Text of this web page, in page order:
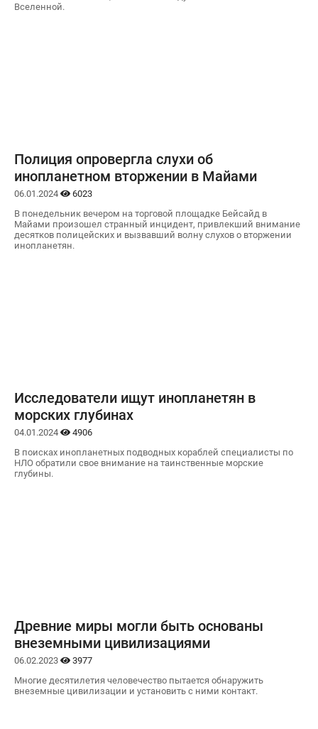
Вселенной.
Полиция опровергла слухи об
инопланетном вторжении в Майами
06.01.2024
6023
В понедельник вечером на торговой площадке Бейсайд в
Майами произошел странный инцидент, привлекший внимание
десятков полицейских и вызвавший волну слухов о вторжении
инопланетян.
Исследователи ищут инопланетян в
морских глубинах
04.01.2024
4906
В поисках инопланетных подводных кораблей специалисты по
НЛО обратили свое внимание на таинственные морские
глубины.
Древние миры могли быть основаны
внеземными цивилизациями
06.02.2023
3977
Многие десятилетия человечество пытается обнаружить
внеземные цивилизации и установить с ними контакт.